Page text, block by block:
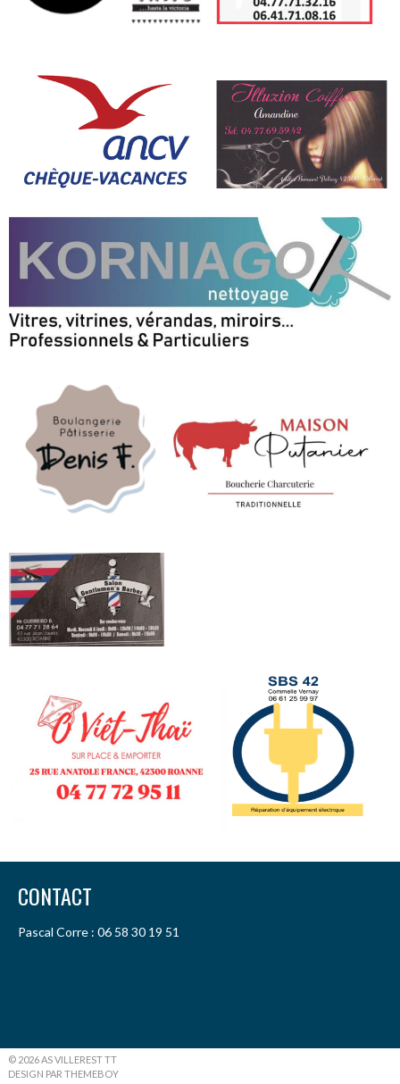
CONTACT
Pascal Corre : 06 58 30 19 51
© 2026 AS VILLEREST TT
DESIGN PAR THEMEBOY